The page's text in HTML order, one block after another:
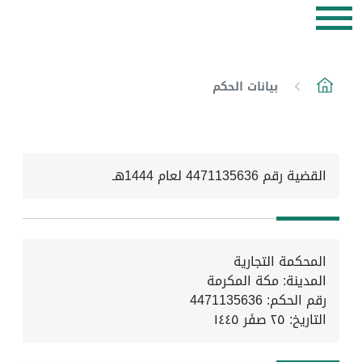
بيانات الحكم
القضية رقم 4471135636 لعام 1444هـ
المحكمة التجارية
المدينة: مكة المكرمة
رقم الحكم: 4471135636
التاريخ: ٢٥ صفَر ١٤٤٥